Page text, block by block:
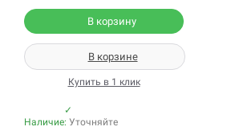
В корзину
В корзине
Купить в 1 клик
✓
Наличие: Уточняйте